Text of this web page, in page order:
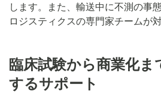
します。また、輸送中に不測の事
ロジスティクスの専門家チームが
臨床試験から商業化ま
するサポート